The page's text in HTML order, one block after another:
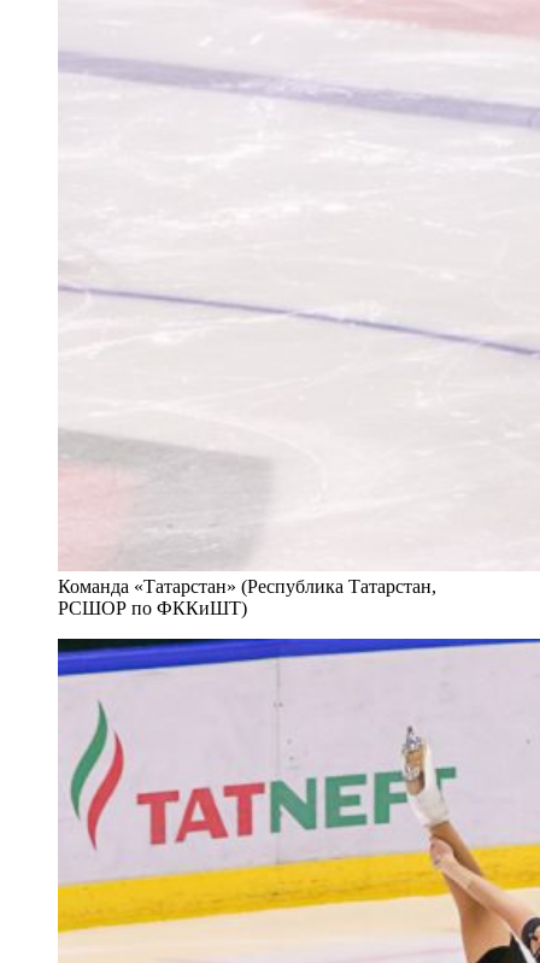
Команда «Татарстан» (Республика Татарстан,
РСШОР по ФККиШТ)